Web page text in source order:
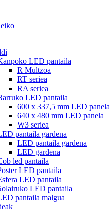
LED pantaila
R Multzoa
RT seriea
RA seriea
LED pantaila
600 x 337,5 mm LED panela
640 x 480 mm LED panela
W3 seriea
pantaila gardena
LED pantaila gardena
LED gardena
led pantaila
LED pantaila
LED pantaila
LED pantaila
pantaila malgua